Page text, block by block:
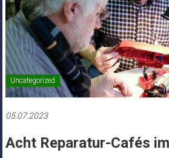
Uncategorized
05.07.2023
Acht Reparatur-Cafés